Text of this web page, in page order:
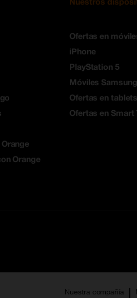
Orange
Ofertas en
iPhone
PlayStation 5
Móviles Samsung
Ofertas en tablets
Ofertas en Smart
Nuestra compañía